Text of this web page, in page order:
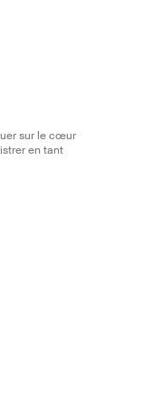
sur le cœur
en tant